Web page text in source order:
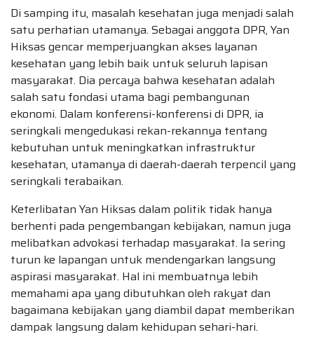
Di samping itu, masalah kesehatan juga menjadi salah
satu perhatian utamanya. Sebagai anggota DPR, Yan
Hiksas gencar memperjuangkan akses layanan
kesehatan yang lebih baik untuk seluruh lapisan
masyarakat. Dia percaya bahwa kesehatan adalah
salah satu fondasi utama bagi pembangunan
ekonomi. Dalam konferensi-konferensi di DPR, ia
seringkali mengedukasi rekan-rekannya tentang
kebutuhan untuk meningkatkan infrastruktur
kesehatan, utamanya di daerah-daerah terpencil yang
seringkali terabaikan.
Keterlibatan Yan Hiksas dalam politik tidak hanya
berhenti pada pengembangan kebijakan, namun juga
melibatkan advokasi terhadap masyarakat. Ia sering
turun ke lapangan untuk mendengarkan langsung
aspirasi masyarakat. Hal ini membuatnya lebih
memahami apa yang dibutuhkan oleh rakyat dan
bagaimana kebijakan yang diambil dapat memberikan
dampak langsung dalam kehidupan sehari-hari.